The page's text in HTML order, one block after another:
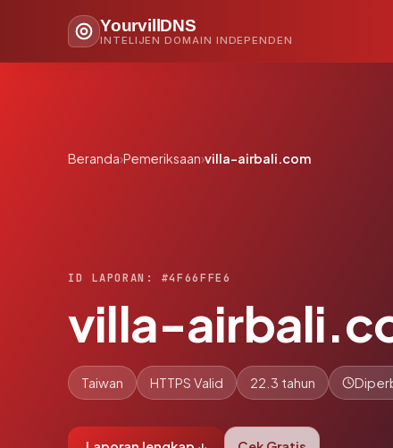
YourvillDNS
INTELIJEN DOMAIN INDEPENDEN
Beranda›Pemeriksaan›villa-airbali.com
ID LAPORAN: #4F66FFE6
villa-
Taiwan HTTPS Valid 22.3 tahun